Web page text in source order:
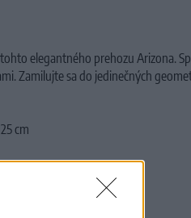
elegantného prehozu Arizona.
Zamilujte sa do jedinečných
cm